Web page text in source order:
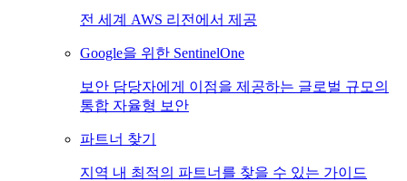
전 세계 AWS 리전에서 제공
Google을 위한 SentinelOne
보안 담당자에게 이점을 제공하는 글로벌 규모의
통합 자율형 보안
파트너 찾기
지역 내 최적의 파트너를 찾을 수 있는 가이드